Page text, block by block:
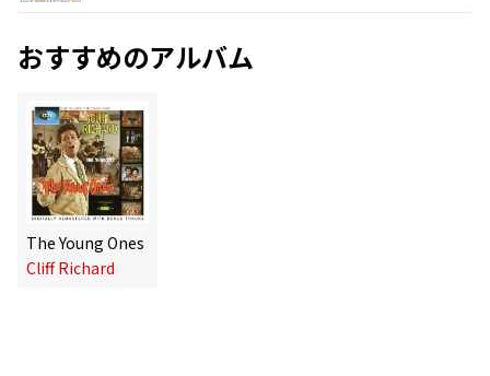
おすすめのアルバム
The Young Ones
Cliff Richard